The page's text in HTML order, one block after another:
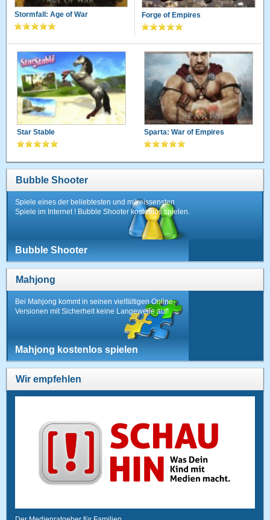
Stormfall: Age of War Forge of Empires
Star Stable Sparta: War of Empires
Bubble Shooter
Spiele eines der beliebtesten und mitreissensten
Spiele im Internet ! Bubble Shooter kostenlos spielen.
Bubble Shooter
Mahjong
Bei Mahjong kommt in seinen vielfältigen Online-
Versionen mit Sicherheit keine Langeweile auf!
Mahjong kostenlos spielen
Wir empfehlen